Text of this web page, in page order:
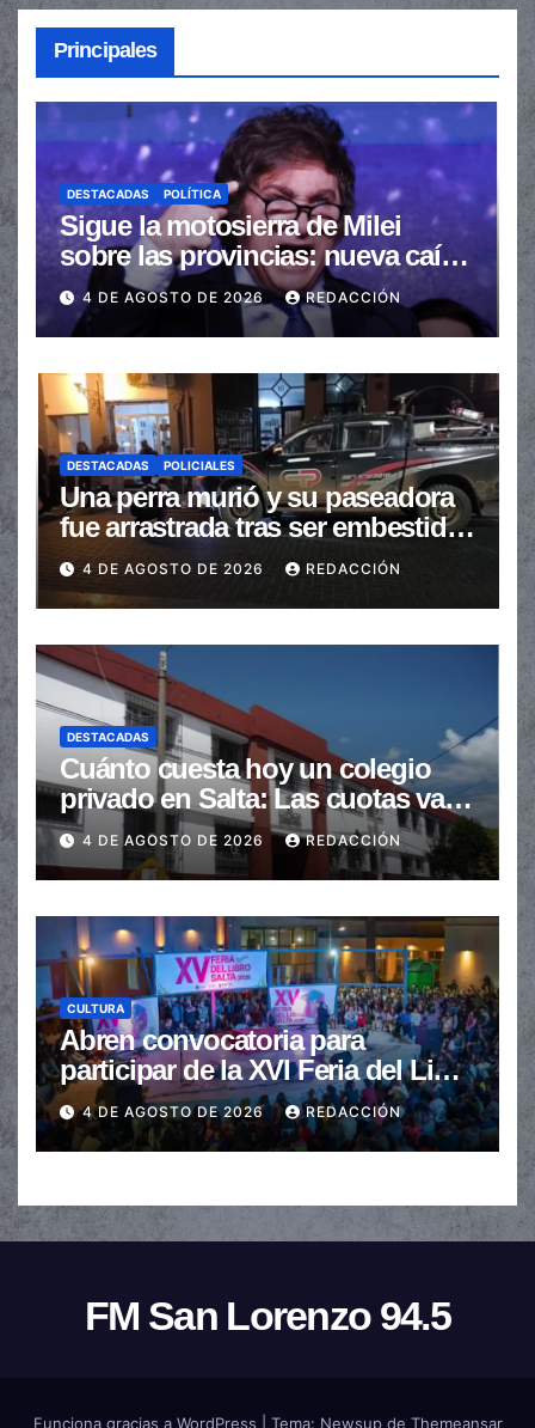
Principales
DESTACADAS POLÍTICA
Sigue la motosierra de Milei
sobre las provincias: nueva caída
de las transferencias no
automáticas
4 DE AGOSTO DE 2026 REDACCIÓN
DESTACADAS POLICIALES
Una perra murió y su paseadora
fue arrastrada tras ser embestidas
en la senda peatonal
4 DE AGOSTO DE 2026 REDACCIÓN
DESTACADAS
Cuánto cuesta hoy un colegio
privado en Salta: Las cuotas van
de $110.000 a más de $600.000
4 DE AGOSTO DE 2026 REDACCIÓN
CULTURA
Abren convocatoria para
participar de la XVI Feria del Libro
de Salta
4 DE AGOSTO DE 2026 REDACCIÓN
FM San Lorenzo 94.5
Funciona gracias a WordPress Tema: Newsupde Themeansar